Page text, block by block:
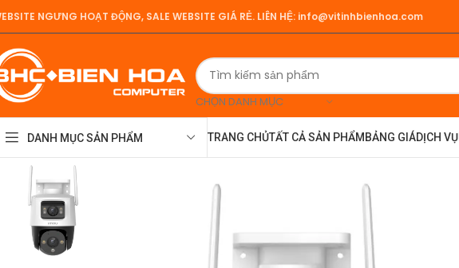
NGƯNG HOẠT ĐỘNG, SALE WEBSITE GIÁ RẺ. LIÊN HỆ: info@vitinhbienhoa.com
CHỌN DANH MỤC
DANH MỤC SẢN PHẨM TRANG CHỦTẤT CẢ SẢN PHẨM BẢNG GIÁDỊCH VỤ